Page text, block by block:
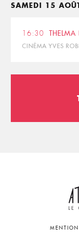
SAMEDI 15
16:30 THELMA
CINÉMA YVES